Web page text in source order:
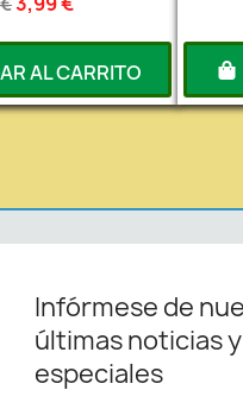
AL CARRITO
Infórmese de
últimas noticias
especiales